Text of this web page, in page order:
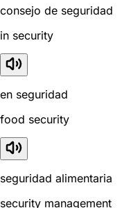
consejo de seguridad
in security
en seguridad
food security
seguridad alimentaria
security management